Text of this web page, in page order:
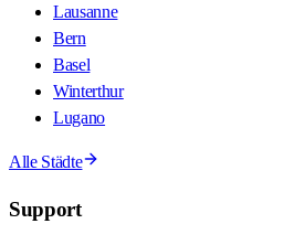
Lausanne
Bern
Basel
Winterthur
Lugano
Alle Städte
Support